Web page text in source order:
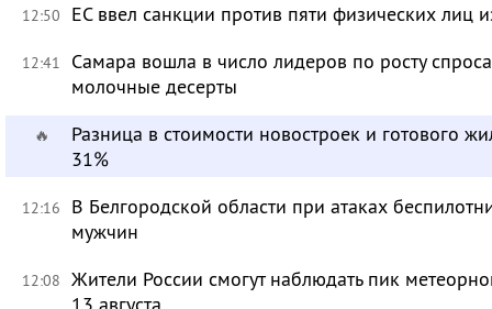
12:50 ЕС ввел санкции против пяти физических лиц
12:41
Самара вошла в число лидеров по росту
молочные десерты
🔥
Разница в стоимости новостроек и готового
31%
12:16
В Белгородской области при атаках
мужчин
12:08 Жители России смогут наблюдать пик